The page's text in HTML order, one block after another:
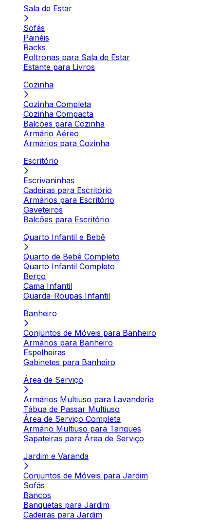
Sala de Estar
Sofás
Painéis
Racks
Poltronas para Sala de Estar
Estante para Livros
Cozinha
Cozinha Completa
Cozinha Compacta
Balcões para Cozinha
Armário Aéreo
Armários para Cozinha
Escritório
Escrivaninhas
Cadeiras para Escritório
Armários para Escritório
Gaveteiros
Balcões para Escritório
Quarto Infantil e Bebê
Quarto de Bebê Completo
Quarto Infantil Completo
Berço
Cama Infantil
Guarda-Roupas Infantil
Banheiro
Conjuntos de Móveis para Banheiro
Armários para Banheiro
Espelheiras
Gabinetes para Banheiro
Área de Serviço
Armários Multiuso para Lavanderia
Tábua de Passar Multiuso
Área de Serviço Completa
Armário Multiuso para Tanques
Sapateiras para Área de Serviço
Jardim e Varanda
Conjuntos de Móveis para Jardim
Sofás
Bancos
Banquetas para Jardim
Cadeiras para Jardim